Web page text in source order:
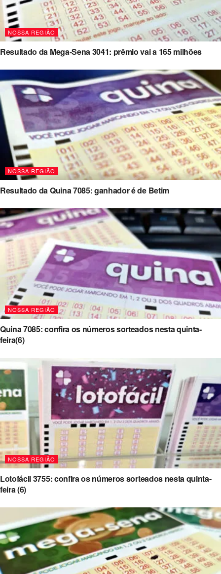
NOSSA REGIÃO
Resultado da Mega-Sena 3041: prêmio vai a 165 milhões
NOSSA REGIÃO
Resultado da Quina 7085: ganhador é de Betim
NOSSA REGIÃO
Quina 7085: confira os números sorteados nesta quinta-
feira(6)
NOSSA REGIÃO
Lotofácil 3755: confira os números sorteados nesta quinta-
feira (6)